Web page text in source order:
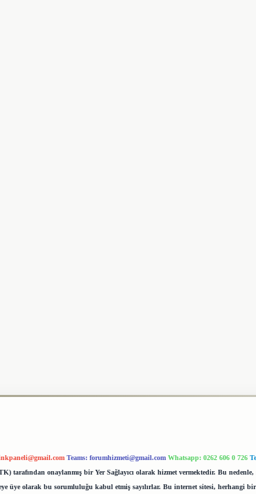
Teams: forumhizmeti@gmail.com Whatsapp: 0262 606 0 726
tarafından onaylanmış bir Yer Sağlayıcı olarak hizmet vermektedir. Bu
üye olarak bu sorumluluğu kabul etmiş sayılırlar. Bu internet sitesi, herhangi